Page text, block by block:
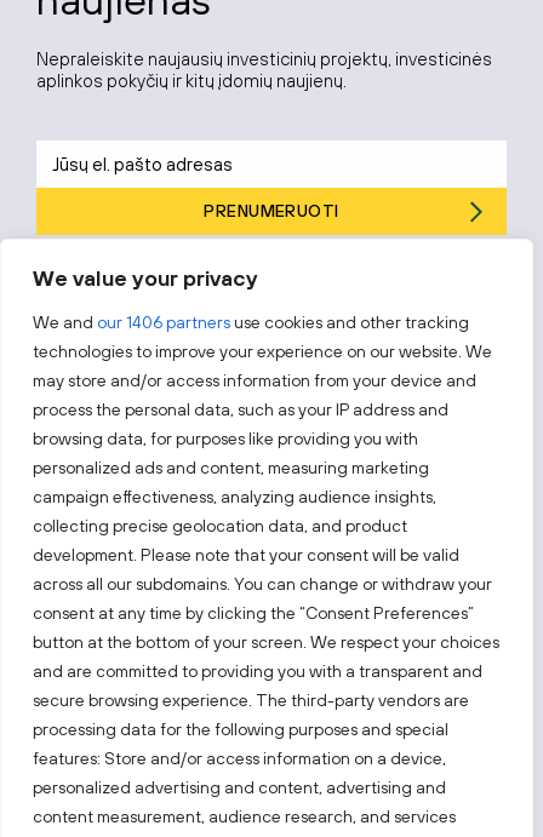
We value your privacy
We and our 1406 partnersuse cookies and other tracking
technologies to improve your experience on our website. We
may store and/or access information from your device and
process the personal data, such as your IP address and
browsing data, for purposes like providing you with
personalized ads and content, measuring marketing
campaign effectiveness, analyzing audience insights,
collecting precise geolocation data, and product
development. Please note that your consent will be valid
across all our subdomains. You can change or withdraw your
consent at any time by clicking the “Consent Preferences”
button at the bottom of your screen. We respect your choices
and are committed to providing you with a transparent and
secure browsing experience. The third-party vendors are
processing data for the following purposes and special
features: Store and/or access information on a device,
personalized advertising and content, advertising and
content measurement, audience research, and services
Nepraleiskite naujausių investicinių projektų, investicinės
aplinkos pokyčių ir kitų įdomių naujienų.
PRENUMERUOTI
politika.
Sekite mus
Sužinokite naujienas pirmieji.
PRIVATUMO PRANEŠIMAS
Taip pat apsilankykite:
Pasirinkite tinklalapį